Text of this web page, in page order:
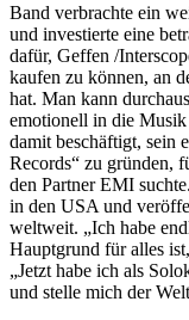
Band verbrachte ein
und investierte eine
dafür, Geffen /
kaufen zu können, an
hat. Man kann
emotionell in die
damit beschäftigt, sein
Records“ zu gründen,
den Partner EMI
in den USA und
weltweit. „Ich habe
Hauptgrund für alles
„Jetzt habe ich als
und stelle mich der